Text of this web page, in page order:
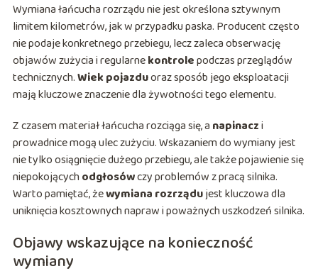
Wymiana łańcucha rozrządu nie jest określona sztywnym
limitem kilometrów, jak w przypadku paska. Producent często
nie podaje konkretnego przebiegu, lecz zaleca obserwację
objawów zużycia i regularnekontrolepodczas przeglądów
technicznych.Wiek pojazduoraz sposób jego eksploatacji
mają kluczowe znaczenie dla żywotności tego elementu.
Z czasem materiał łańcucha rozciąga się, a napinaczi
prowadnice mogą ulec zużyciu. Wskazaniem do wymiany jest
nie tylko osiągnięcie dużego przebiegu, ale także pojawienie się
niepokojącychodgłosówczy problemów z pracą silnika.
Warto pamiętać, żewymiana rozrządujest kluczowa dla
uniknięcia kosztownych napraw i poważnych uszkodzeń silnika.
Objawy wskazujące na konieczność
wymiany